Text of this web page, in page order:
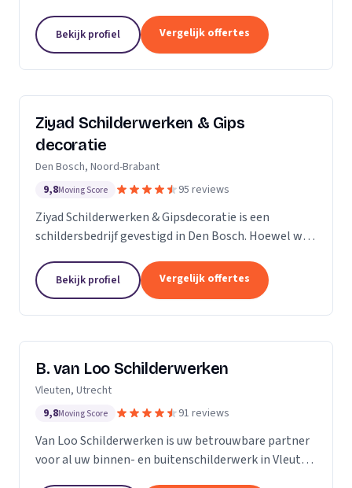
ons werk en streven ernaar om elke klus tot een
succes te...
Bekijk profiel Vergelijk offertes
Ziyad Schilderwerken & Gips
decoratie
Den Bosch, Noord-Brabant
9,8Moving Score 95 reviews
Ziyad Schilderwerken & Gipsdecoratie is een
schildersbedrijf gevestigd in Den Bosch. Hoewel we
vakmensen die al vele jaren actief zijn in de...
Bekijk profiel Vergelijk offertes
B. van Loo Schilderwerken
Vleuten, Utrecht
9,8Moving Score 91 reviews
Van Loo Schilderwerken is uw betrouwbare partner
voor al uw binnen- en buitenschilderwerk in Vleuten